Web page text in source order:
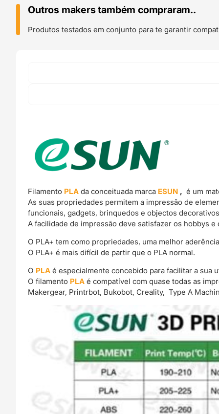
1kg
Blue
-
Outros makers também compraram..
Produtos testados em conjunto para te garantir
Filamento PLA da conceituada marca ESUN , é um
As suas propriedades permitem a impressão de
funcionais, gadgets, brinquedos e objectos
A facilidade de impressão deve satisfazer os hobbys
O PLA+ tem como propriedades, uma melhor
O PLA+ é mais difícil de partir que o PLA normal.
O PLA é especialmente concebido para facilitar a sua
O filamento PLA é compatível com quase todas as
Makergear, Printrbot, Bukobot, Creality, Type A